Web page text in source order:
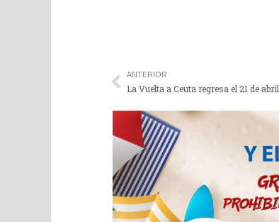
ANTERIOR
La Vuelta a Ceuta regresa el 21 de abril